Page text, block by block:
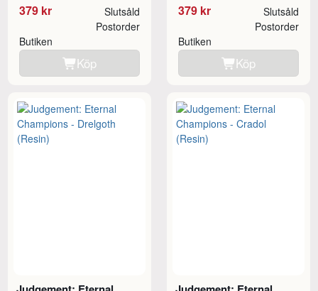
379 kr Slutsåld
Butiken
Postorder
Köp
379 kr Slutsåld
Butiken
Postorder
Köp